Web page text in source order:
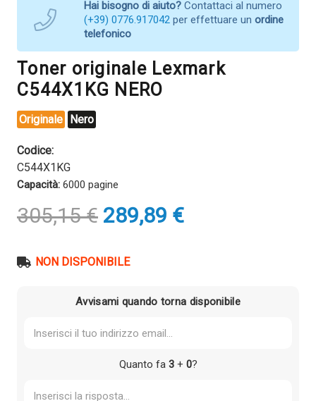
Hai bisogno di aiuto? Contattaci al numero
(+39) 0776.917042 per effettuare un ordine
telefonico
Toner originale Lexmark
C544X1KG NERO
Originale Nero
Codice:
C544X1KG
Capacità: 6000 pagine
305,15€ Il
prezzo
era:
289,89 €Il
prezzo
NON DISPONIBILE
Avvisami quando torna disponibile
Quanto fa 3+ 0?